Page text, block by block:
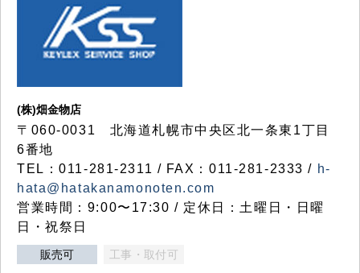
(株)畑金物店
〒060-0031 北海道札幌市中央区北一条東1丁目
6番地
TEL：011-281-2311 / FAX：011-281-2333 / h-
hata@hatakanamonoten.com
営業時間：9:00〜17:30 / 定休日：土曜日・日曜
日・祝祭日
販売可 工事・取付可